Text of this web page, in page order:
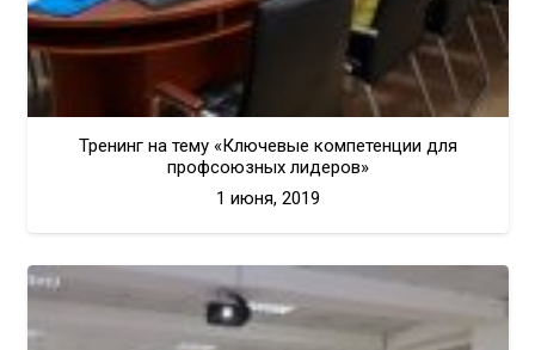
Тренинг на тему «Ключевые компетенции для
профсоюзных лидеров»
1 июня, 2019